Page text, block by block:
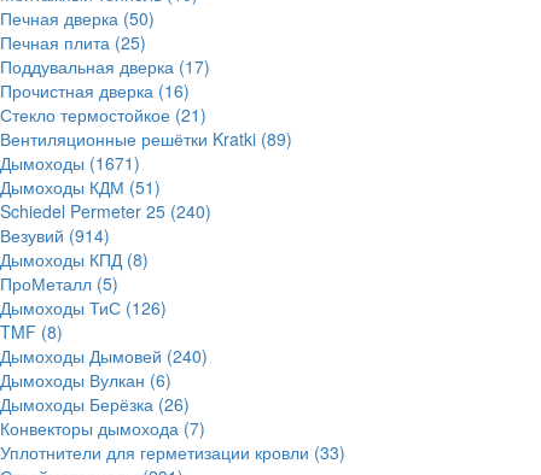
Печная дверка (50)
Печная плита (25)
Поддувальная дверка (17)
Прочистная дверка (16)
Стекло термостойкое (21)
Вентиляционные решётки Kratki (89)
Дымоходы (1671)
Дымоходы КДМ (51)
Schiedel Permeter 25 (240)
Везувий (914)
Дымоходы КПД (8)
ПроМеталл (5)
Дымоходы ТиС (126)
TMF (8)
Дымоходы Дымовей (240)
Дымоходы Вулкан (6)
Дымоходы Берёзка (26)
Конвекторы дымохода (7)
Уплотнители для герметизации кровли (33)